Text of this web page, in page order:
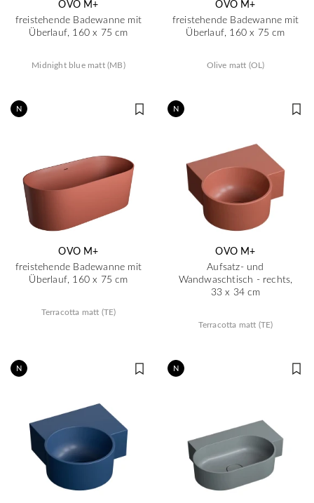
OVO M+
freistehende Badewanne mit
Überlauf, 160 x 75 cm
Midnight blue matt (MB)
OVO M+
freistehende Badewanne mit
Überlauf, 160 x 75 cm
Olive matt (OL)
N
OVO M+
freistehende Badewanne mit
Überlauf, 160 x 75 cm
Terracotta matt (TE)
N
OVO M+
Aufsatz- und
Wandwaschtisch - rechts,
33 x 34 cm
Terracotta matt (TE)
N N